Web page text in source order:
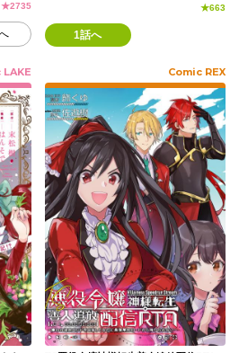
★2735 ★663
1話へ
Comic REX